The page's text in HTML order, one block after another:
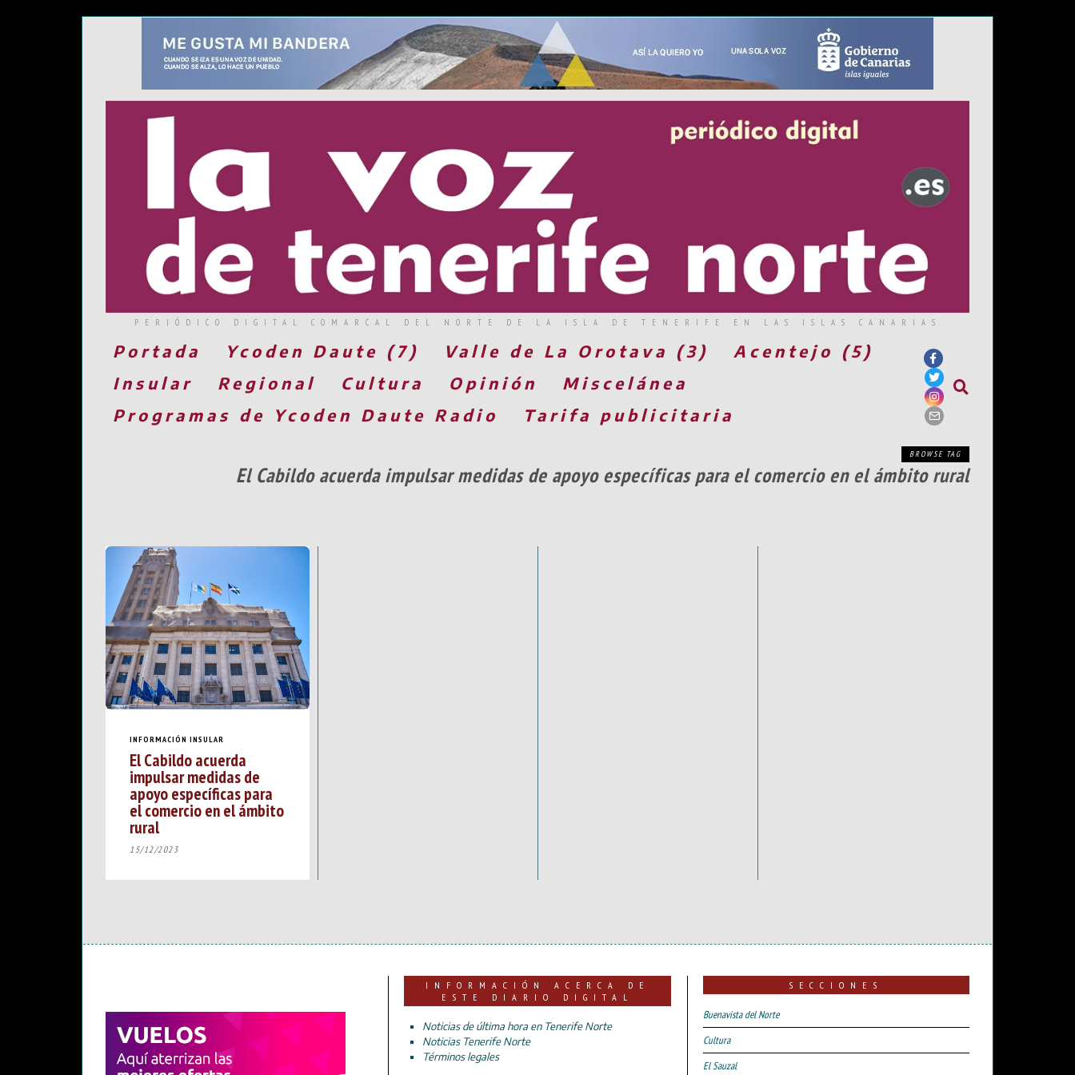
PERIÓDICO DIGITAL COMARCAL DEL NORTE DE LA ISLA DE TENERIFE EN LAS ISLAS CANARIAS
Portada Ycoden Daute (7) Valle de La Orotava (3)
Acentejo (5)
Insular
Regional Cultura Opinión
Miscelánea
Programas de Ycoden Daute Radio
Tarifa publicitaria
BROWSE TAG
El Cabildo acuerda impulsar medidas de apoyo específicas para el comercio en el ámbito rural
INFORMACIÓN INSULAR
El Cabildo acuerda
impulsar medidas de
apoyo específicas para
el comercio en el ámbito
rural
15/12/2023
INFORMACIÓN ACERCA DE
ESTE DIARIO DIGITAL
Noticias de última hora en Tenerife Norte
Noticias Tenerife Norte
Términos legales
SECCIONES
Buenavista del Norte
Cultura
El Sauzal